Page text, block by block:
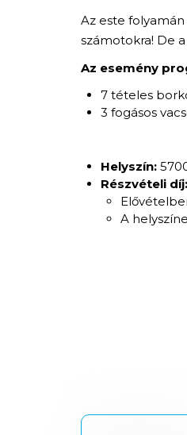
Az este
számotokra! De
Az esemény
7 tételes
3 fogásos
Helyszín:
Részvételi díj:
A